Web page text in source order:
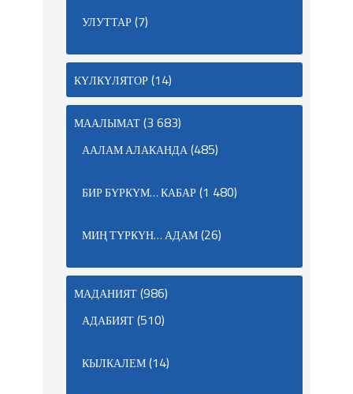
УЛУТТАР(7)
КҮЛКҮЛЯТОР(14)
МААЛЫМАТ(3 683)
ААЛАМ АЛАКАНДА(485)
БИР БҮРКҮМ… КАБАР(1 480)
МИҢ ТҮРКҮН… АДАМ(26)
МАДАНИЯТ(986)
АДАБИЯТ(510)
КЫЛКАЛЕМ(14)